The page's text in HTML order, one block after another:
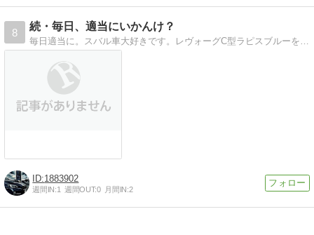
8
続・毎日、適当にいかんけ？
1883902
週間IN:1 週間OUT:0 月間IN:2